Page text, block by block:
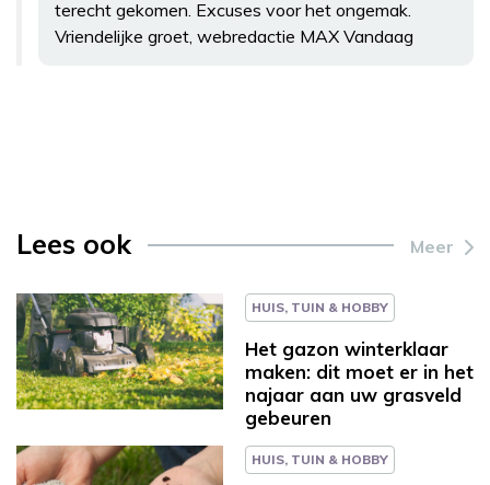
terecht gekomen. Excuses voor het ongemak.
Vriendelijke groet, webredactie MAX Vandaag
Lees ook Meer
HUIS, TUIN & HOBBY
Het gazon winterklaar
maken: dit moet er in het
najaar aan uw grasveld
gebeuren
HUIS, TUIN & HOBBY